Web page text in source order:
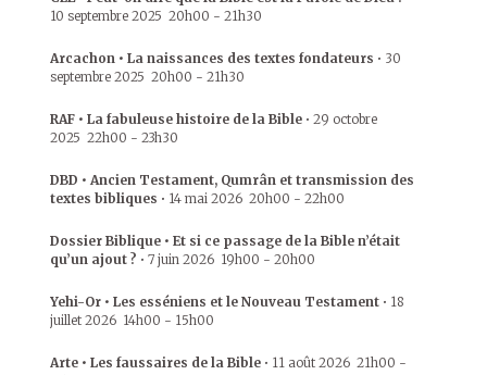
10 septembre 2025 20h00 - 21h30
Arcachon • La naissances des textes fondateurs • 30
septembre 2025 20h00 - 21h30
RAF • La fabuleuse histoire de la Bible • 29 octobre
2025 22h00 - 23h30
DBD • Ancien Testament, Qumrân et transmission des
textes bibliques • 14 mai 2026 20h00 - 22h00
Dossier Biblique • Et si ce passage de la Bible n’était
qu’un ajout ? • 7 juin 2026 19h00 - 20h00
Yehi-Or • Les esséniens et le Nouveau Testament • 18
juillet 2026 14h00 - 15h00
Arte • Les faussaires de la Bible • 11 août 2026 21h00 -